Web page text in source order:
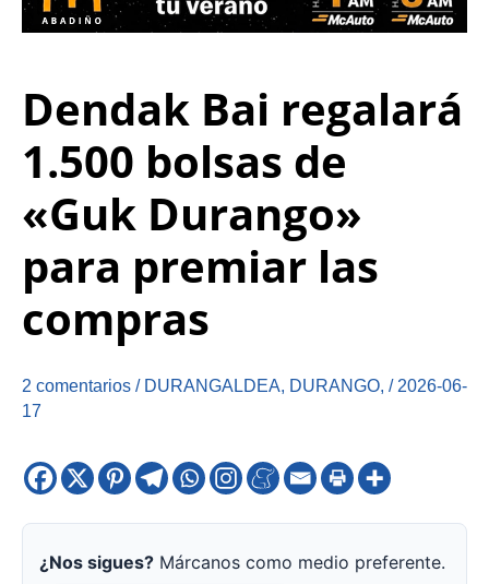
Dendak Bai regalará
1.500 bolsas de
«Guk Durango»
para premiar las
compras
2 comentarios / DURANGALDEA, DURANGO, / 2026-06-
17
¿Nos sigues? Márcanos como medio preferente.